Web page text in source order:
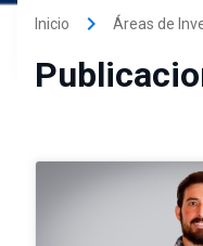
Inicio keyboard_arrow_right Áreas de